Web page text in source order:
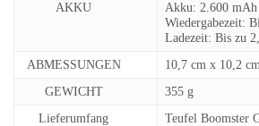
AKKU
Akku: 2.600 mAh
Wiedergabezeit:
Ladezeit: Bis zu
ABMESSUNGEN
10,7 cm x 10,2
GEWICHT
355 g
Lieferumfang
Teufel Boomster